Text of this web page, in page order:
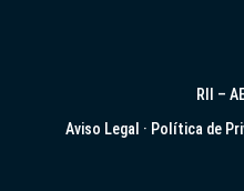
RII –
Aviso Legal · Política de